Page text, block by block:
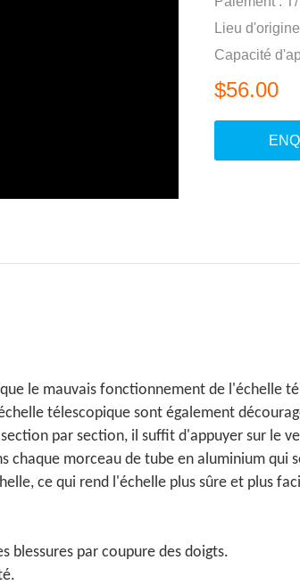
Lieu
Capacité
$56.00
le mauvais fonctionnement de l'échelle
télescopique sont également
par section, il suffit d'appuyer sur le
morceau de tube en aluminium qui
ce qui rend l'échelle plus sûre et plus
blessures par coupure des doigts.